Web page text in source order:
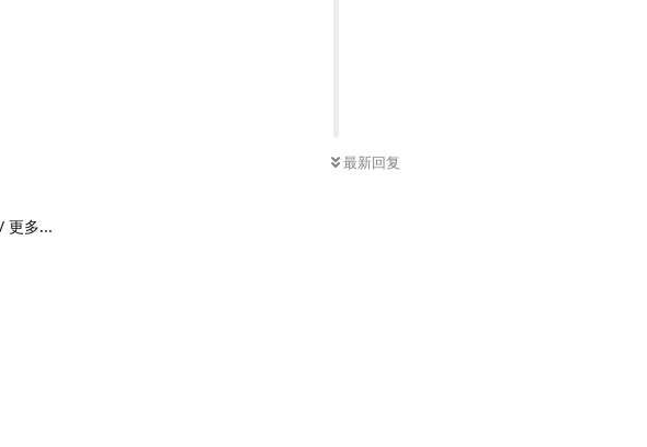
最新回复
更多...